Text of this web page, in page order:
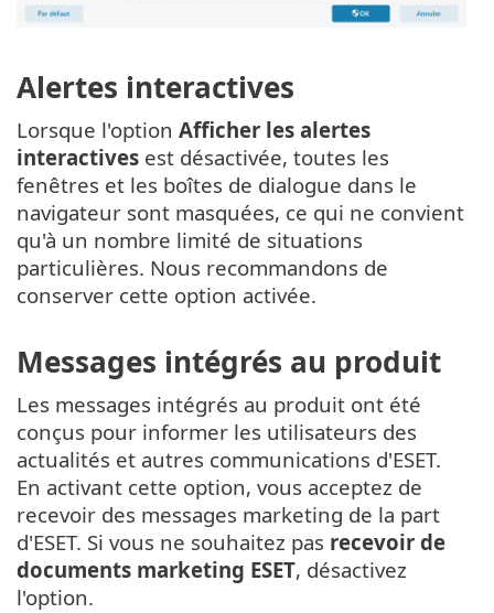
Alertes interactives
Lorsque l'option Afficher les alertes
interactives est désactivée, toutes les
fenêtres et les boîtes de dialogue dans le
navigateur sont masquées, ce qui ne convient
qu'à un nombre limité de situations
particulières. Nous recommandons de
conserver cette option activée.
Messages intégrés au produit
Les messages intégrés au produit ont été
conçus pour informer les utilisateurs des
actualités et autres communications d'ESET.
En activant cette option, vous acceptez de
recevoir des messages marketing de la part
d'ESET. Si vous ne souhaitez pas recevoir de
documents marketing ESET, désactivez
l'option.